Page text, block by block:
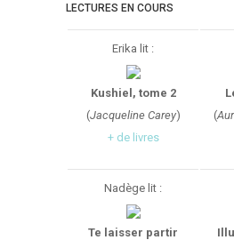
LECTURES EN COURS
Erika lit :
Kushiel, tome 2
(Jacqueline Carey)
+ de livres
(
Nadège lit :
Te laisser partir